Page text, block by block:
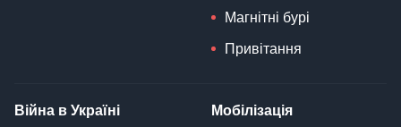
Магнітні бурі
Привітання
Війна в Україні Мобілізація